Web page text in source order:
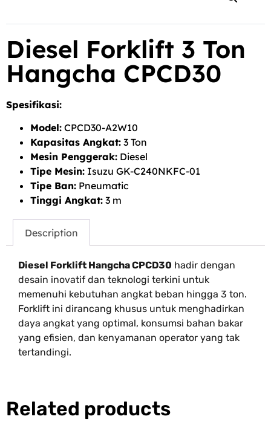
Diesel Forklift 3 Ton
Hangcha CPCD30
Spesifikasi:
Model: CPCD30-A2W10
Kapasitas Angkat: 3 Ton
Mesin Penggerak: Diesel
Tipe Mesin: Isuzu GK-C240NKFC-01
Tipe Ban: Pneumatic
Tinggi Angkat: 3 m
Description
Diesel Forklift Hangcha CPCD30 hadir dengan
desain inovatif dan teknologi terkini untuk
memenuhi kebutuhan angkat beban hingga 3 ton.
Forklift ini dirancang khusus untuk menghadirkan
daya angkat yang optimal, konsumsi bahan bakar
yang efisien, dan kenyamanan operator yang tak
tertandingi.
Related products